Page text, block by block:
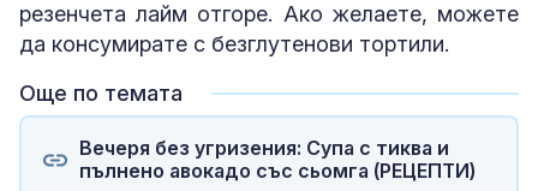
резенчета лайм отгоре. Ако желаете, можете
да консумирате с безглутенови тортили.
Още по темата
Вечеря без угризения: Супа с тиква и
пълнено авокадо със сьомга (РЕЦЕПТИ)